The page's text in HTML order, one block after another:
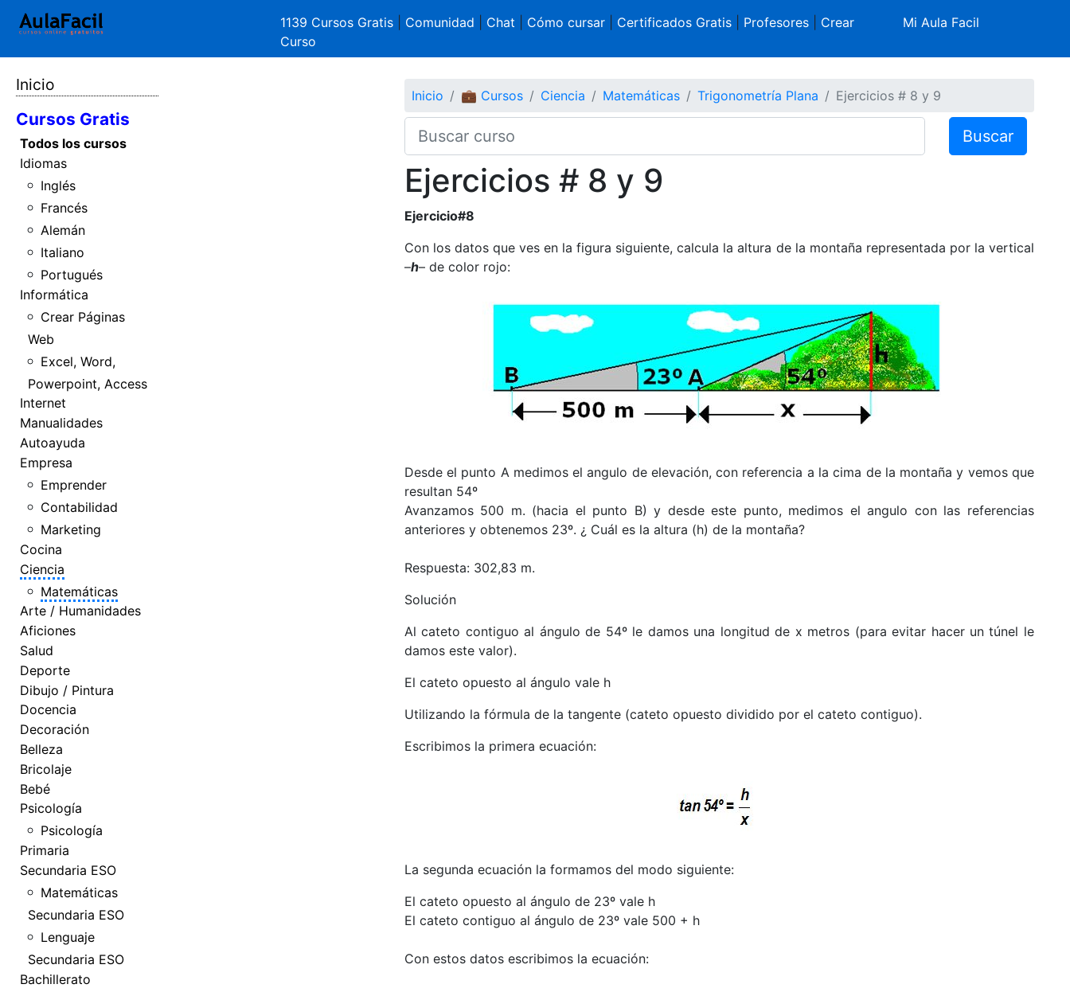
1139 Cursos Gratis Comunidad Chat Cómo cursar| Certificados Gratis| Profesores| Crear
Curso
Mi Aula Facil
Inicio
Cursos Gratis
Todos los cursos
Idiomas
Inglés
Francés
Alemán
Italiano
Portugués
Informática
Crear Páginas
Web
Excel, Word,
Powerpoint, Access
Internet
Manualidades
Autoayuda
Empresa
Emprender
Contabilidad
Marketing
Cocina
Ciencia
Matemáticas
Arte / Humanidades
Aficiones
Salud
Deporte
Dibujo / Pintura
Docencia
Decoración
Belleza
Bricolaje
Bebé
Psicología
Psicología
Primaria
Secundaria ESO
Matemáticas
Secundaria ESO
Lenguaje
Secundaria ESO
Bachillerato
Inicio 💼 Cursos Ciencia Matemáticas Trigonometría Plana Ejercicios # 8 y 9
Buscar
Ejercicios # 8 y 9
Ejercicio#8
Con los datos que ves en la figura siguiente, calcula la altura de la montaña representada por la vertical
–h– de color rojo:
Desde el punto A medimos el angulo de elevación, con referencia a la cima de la montaña y vemos que
resultan 54º
Avanzamos 500 m. (hacia el punto B) y desde este punto, medimos el angulo con las referencias
anteriores y obtenemos 23º. ¿ Cuál es la altura (h) de la montaña?
Respuesta: 302,83 m.
Solución
Al cateto contiguo al ángulo de 54º le damos una longitud de x metros (para evitar hacer un túnel le
damos este valor).
El cateto opuesto al ángulo vale h
Utilizando la fórmula de la tangente (cateto opuesto dividido por el cateto contiguo).
Escribimos la primera ecuación:
La segunda ecuación la formamos del modo siguiente:
El cateto opuesto al ángulo de 23º vale h
El cateto contiguo al ángulo de 23º vale 500 + h
Con estos datos escribimos la ecuación: